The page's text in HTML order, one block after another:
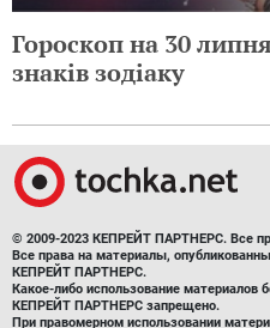
Гороскоп на 30
знаків зодіаку
© 2009-2023 КЕПРЕЙТ ПАРТНЕРС. Все
Все права на материалы,
КЕПРЕЙТ ПАРТНЕРС.
Какое-либо использование материалов
КЕПРЕЙТ ПАРТНЕРС запрещено.
При правомерном использовании